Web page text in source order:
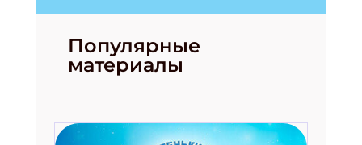
Популярные
материалы
Получи электронный "Классный журнал" в
подарок!